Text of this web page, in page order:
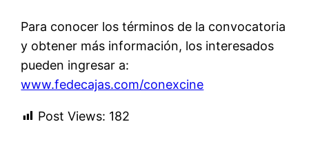
Para conocer los términos de la convocatoria
y obtener más información, los interesados
pueden ingresar a:
www.fedecajas.com/conexcine
Post Views: 182